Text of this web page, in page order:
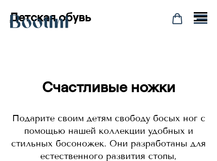
Детская обувь
Счастливые ножки
Подарите своим детям свободу босых ног с
помощью нашей коллекции удобных и
стильных босоножек. Они разработаны для
естественного развития стопы,